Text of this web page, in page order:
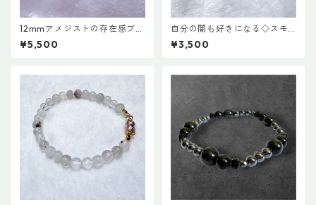
12mmアメジストの存在感ブレ
スレット
¥5,500
自分の闇も好きになる◇スモ
ーキークオーツブレスレット
¥3,500